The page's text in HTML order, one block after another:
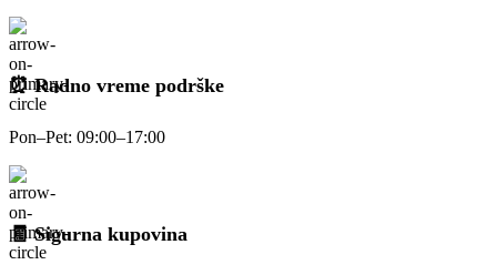
⏰ Radno vreme podrške
Pon–Pet: 09:00–17:00
🧾 Sigurna kupovina